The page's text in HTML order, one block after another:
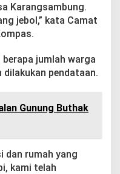
Karangsambung.
jebol,” kata Camat
jumlah warga
pendataan.
Gunung Buthak
dan rumah yang
kami telah